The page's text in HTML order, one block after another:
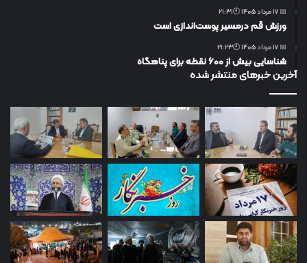
📅 17 مرداد 1405 🕙21:31
ورزش قم درمسیر پوست‌اندازی است
📅 17 مرداد 1405 🕙21:23
شناسایی بیش از ۶۰۰ نقطه برای پناهگاه
آخرین خبرهای منتشر شده